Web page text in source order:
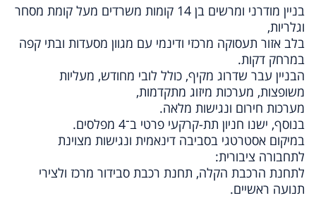
בניין מודרני ומרשים בן 14 קומות משרדים מעל קומת מסחר
וגלריות,
בלב אזור תעסוקה מרכזי ודינמי עם מגוון מסעדות ובתי קפה
במרחק דקות.
הבניין עבר שדרוג מקיף, כולל לובי מחודש, מעליות
משופצות, מערכות מיזוג מתקדמות,
מערכות חירום ונגישות מלאה.
בנוסף, ישנו חניון תת-קרקעי פרטי ב־4 מפלסים.
במיקום אסטרטגי בסביבה דינאמית ונגישות מצוינת
לתחבורה ציבורית:
לתחנת הרכבת הקלה, תחנת רכבת סבידור מרכז ולצירי
תנועה ראשיים.